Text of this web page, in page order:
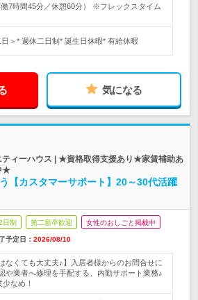
7時間45分／休憩60分） ※フレックスタイム
＞* 週休二日制* 誕生日休暇* 有給休暇
気になる
ティーハウス | ★資格取得支援あり★家賃補助あ
★
【カスタマーサポート】20～30代活躍
日制 第二新卒歓迎 女性のおしごと掲載中
予定日： 2026/08/10
なくても大丈夫♪】入居者様からのお問合せに
や業者へ修理を手配する、内勤サポート業務♪
なめ！